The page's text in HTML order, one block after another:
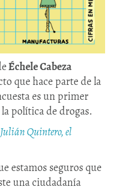
Échele Cabeza
que hace parte de la
es un primer
política de drogas.
Quintero, el
estamos seguros que
una ciudadanía